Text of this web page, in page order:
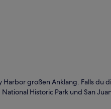
großen Anklang. Falls du
Historic Park und San